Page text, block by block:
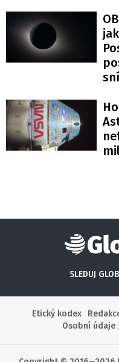
SLEDUJ
Etický kodex
Osobní údaje